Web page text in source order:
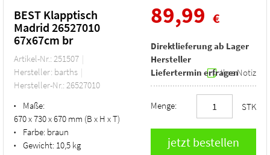
BEST Klapptisch
Madrid 26527010
67x67cm br
Artikel-Nr.: 251507
Hersteller: barths
Hersteller-Nr.: 26527010
•
Maße:
670 x 730 x 670 mm (B x H x T)
• Farbe: braun
• Gewicht: 10,5 kg
89,99 €
Direktlieferung ab Lager
Hersteller
Liefertermin erfragenIhre Notiz
Menge: STK